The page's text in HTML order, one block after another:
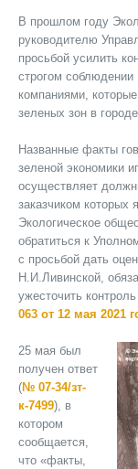
В прошлом году
руководителю
просьбой усилить
строгом
компаниями,
зеленых зон в
Названные факты
зеленой экономики
осуществляет
заказчиком которых
Экологическое
обратиться к
с просьбой дать
Н.И.Ливинской,
ужесточить
063 от 12 мая 2021
25 мая был
получен ответ
(№ 07-34/зт-
к-7499), в
котором
сообщается,
что «факты,